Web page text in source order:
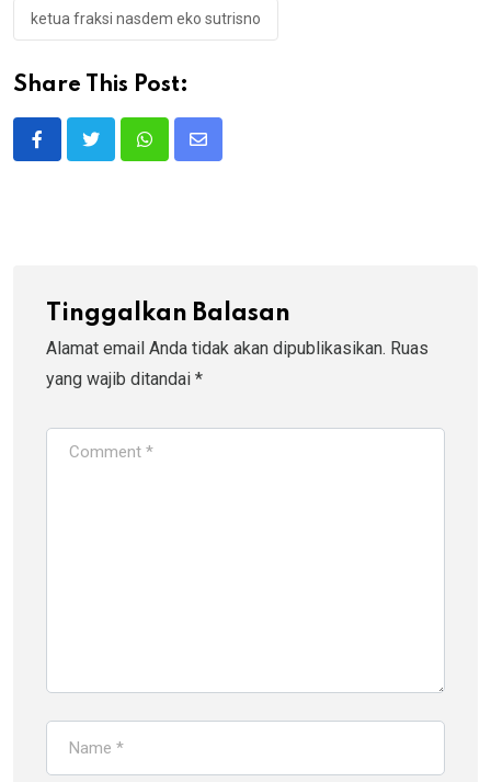
ketua fraksi nasdem eko sutrisno
Share This Post:
WhatsappShare
Tinggalkan Balasan
Alamat email Anda tidak akan dipublikasikan. Ruas
yang wajib ditandai *